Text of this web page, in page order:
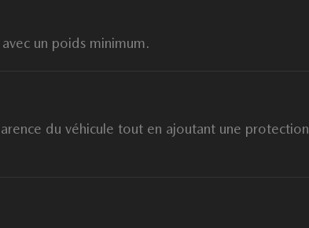
un poids minimum.
du véhicule tout en ajoutant une protection